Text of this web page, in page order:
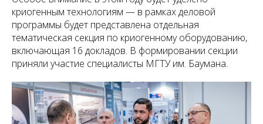
криогенным технологиям — в рамках деловой
программы будет представлена отдельная
тематическая секция по криогенному оборудованию,
включающая 16 докладов. В формировании секции
приняли участие специалисты МГТУ им. Баумана.